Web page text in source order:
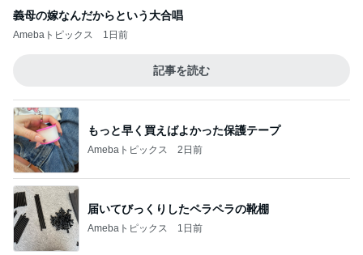
義母の嫁なんだからという大合唱
Amebaトピックス 1日前
記事を読む
もっと早く買えばよかった保護テープ
Amebaトピックス 2日前
届いてびっくりしたペラペラの靴棚
Amebaトピックス 1日前